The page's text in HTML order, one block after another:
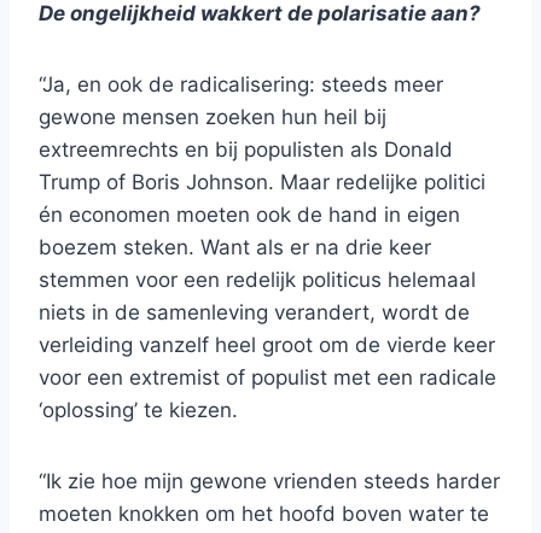
De ongelijkheid wakkert de polarisatie aan?
“Ja, en ook de radicalisering: steeds meer
gewone mensen zoeken hun heil bij
extreemrechts en bij populisten als Donald
Trump of Boris Johnson. Maar redelijke politici
én economen moeten ook de hand in eigen
boezem steken. Want als er na drie keer
stemmen voor een redelijk politicus helemaal
niets in de samenleving verandert, wordt de
verleiding vanzelf heel groot om de vierde keer
voor een extremist of populist met een radicale
‘oplossing’ te kiezen.
“Ik zie hoe mijn gewone vrienden steeds harder
moeten knokken om het hoofd boven water te